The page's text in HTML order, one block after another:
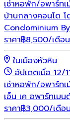
เช่าหอพัก/อพาร์ทเ
บ้านกลางคอนโด
Condominium
ราคา฿8,500/เดือน
ในเมืองหัวหิน
อัปเดตเมื่อ 12/
เช่าหอพัก/อพาร์ทเ
เอ็น เค อพาร์ทเม
ราคา฿3,000/เดือ